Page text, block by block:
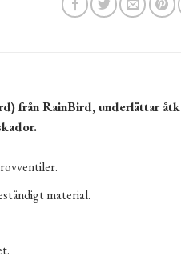
från RainBird, underlättar
material.